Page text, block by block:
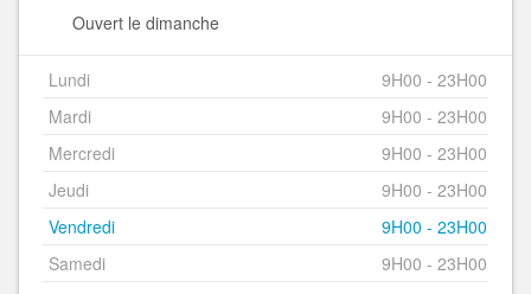
Ouvert le dimanche
Lundi
9H00 - 23H00
Mardi
9H00 - 23H00
Mercredi
9H00 - 23H00
Jeudi
9H00 - 23H00
Vendredi
9H00 - 23H00
Samedi
9H00 - 23H00